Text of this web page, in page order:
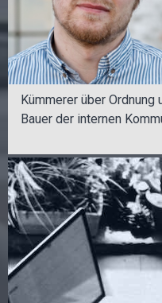
Kümmerer über Ordnung
Bauer der internen